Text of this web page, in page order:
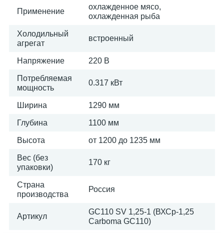
Применение
охлажденное мясо,
охлажденная рыба
Холодильный
агрегат
встроенный
Напряжение 220 В
Потребляемая
мощность
0.317 кВт
Ширина 1290 мм
Глубина 1100 мм
Высота от 1200 до 1235 мм
Вес (без
упаковки)
170 кг
Страна
производства
Россия
Артикул
GC110 SV 1,25-1 (ВХСр-1,25
Carboma GC110)